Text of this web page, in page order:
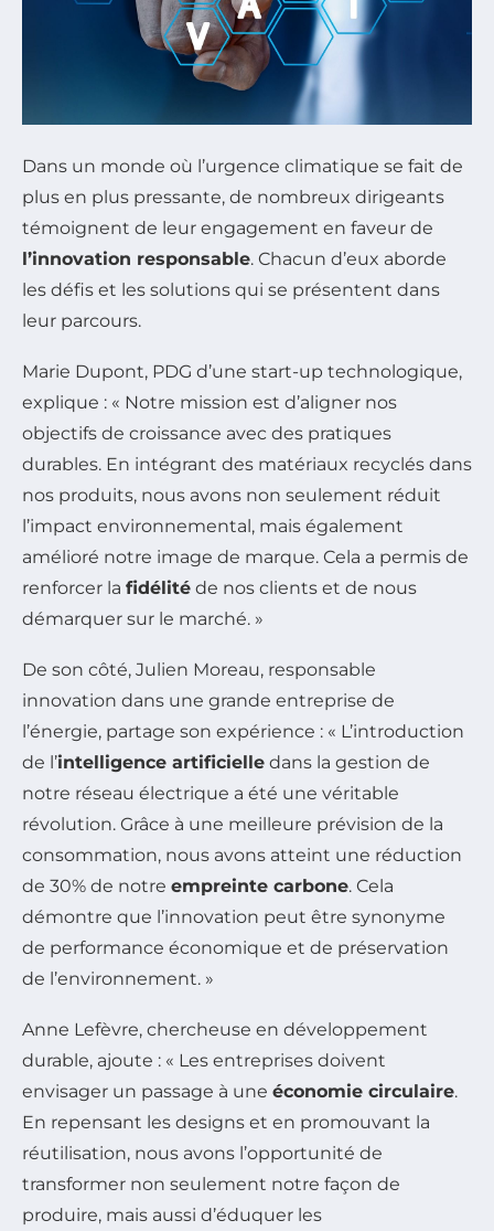
Dans un monde où l’urgence climatique se fait de
plus en plus pressante, de nombreux dirigeants
témoignent de leur engagement en faveur de
l’innovation responsable. Chacun d’eux aborde
les défis et les solutions qui se présentent dans
leur parcours.
Marie Dupont, PDG d’une start-up technologique,
explique : « Notre mission est d’aligner nos
objectifs de croissance avec des pratiques
durables. En intégrant des matériaux recyclés dans
nos produits, nous avons non seulement réduit
l’impact environnemental, mais également
amélioré notre image de marque. Cela a permis de
renforcer la fidélité de nos clients et de nous
démarquer sur le marché. »
De son côté, Julien Moreau, responsable
innovation dans une grande entreprise de
l’énergie, partage son expérience : « L’introduction
de l’intelligence artificielle dans la gestion de
notre réseau électrique a été une véritable
révolution. Grâce à une meilleure prévision de la
consommation, nous avons atteint une réduction
de 30% de notre empreinte carbone. Cela
démontre que l’innovation peut être synonyme
de performance économique et de préservation
de l’environnement. »
Anne Lefèvre, chercheuse en développement
durable, ajoute : « Les entreprises doivent
envisager un passage à une économie circulaire.
En repensant les designs et en promouvant la
réutilisation, nous avons l’opportunité de
transformer non seulement notre façon de
produire, mais aussi d’éduquer les